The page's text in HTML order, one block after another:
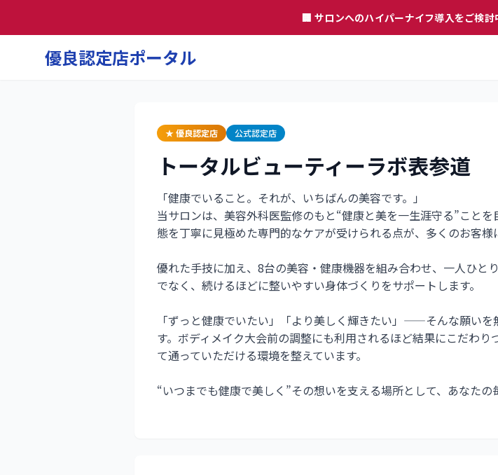
🏢 サロンへのハイパーナイフ導入をご検討
優良認定店ポータル
★ 優良認定店 公式認定店
トータルビューティーラボ表参道
「健康でいること。それが、いちばんの美容です。」
当サロンは、美容外科医監修のもと“健康と美を一生涯守る”こと
態を丁寧に見極めた専門的なケアが受けられる点が、多くのお客様
優れた手技に加え、8台の美容・健康機器を組み合わせ、一人ひと
でなく、続けるほどに整いやすい身体づくりをサポートします。
「ずっと健康でいたい」「より美しく輝きたい」——そんな願い
す。ボディメイク大会前の調整にも利用されるほど結果にこだわ
て通っていただける環境を整えています。
“いつまでも健康で美しく”その想いを支える場所として、あなたの